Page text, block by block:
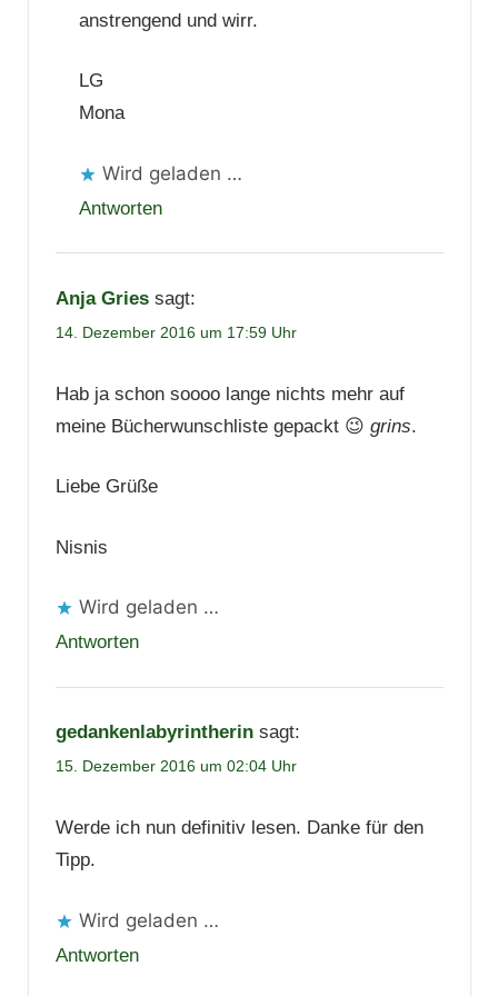
anstrengend und wirr.
LG
Mona
Wird geladen …
Antworten
Anja Gries sagt:
14. Dezember 2016 um 17:59 Uhr
Hab ja schon soooo lange nichts mehr auf
meine Bücherwunschliste gepackt 😉 grins.
Liebe Grüße
Nisnis
Wird geladen …
Antworten
gedankenlabyrintherin sagt:
15. Dezember 2016 um 02:04 Uhr
Werde ich nun definitiv lesen. Danke für den
Tipp.
Wird geladen …
Antworten